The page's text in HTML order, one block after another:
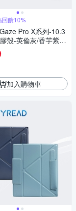
回饋10%
Pro X系列-10.3
殼-英倫灰/香芋紫/
加入購物車